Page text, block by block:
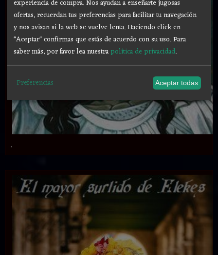
.
experiencia de compra. Nos ayudan a enseñarte jugosas
ofertas, recuerdan tus preferencias para facilitar tu navegación
y nos avisan si la web se vuelve lenta. Haciendo click en
"Aceptar" confirmas que estás de acuerdo con su uso.Para
saber más, por favor lea nuestrapolítica de privacidad.
Preferencias Aceptar todas